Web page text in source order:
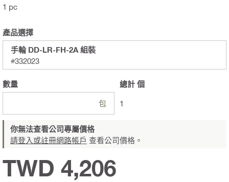
1 pc
產品選擇
手輪 DD-LR-FH-2A 組裝
#332023
數量
包
總計 個
1
你無法查看公司專屬價格
請登入或註冊網路帳戶 查看公司價格。
TWD 4,206